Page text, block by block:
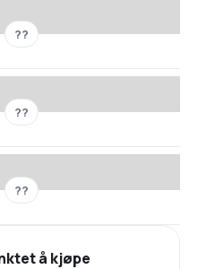
??
??
??
å kjøpe